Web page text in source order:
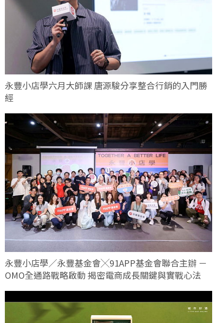
永豐小店學六月大師課 唐源駿分享整合行銷的入門勝
經
永豐小店學／永豐基金會╳91APP基金會聯合主辦 －
OMO全通路戰略啟動 揭密電商成長關鍵與實戰心法